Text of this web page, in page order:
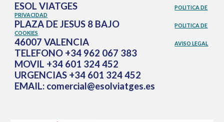
ESOL VIATGES
POLITICA DE
PRIVACIDAD
PLAZA DE JESUS 8 BAJO
POLITICA DE
COOKIES
46007 VALENCIA AVISO LEGAL
TELEFONO +34 962 067 383
MOVIL +34 601 324 452
URGENCIAS +34 601 324 452
EMAIL: comercial@esolviatges.es